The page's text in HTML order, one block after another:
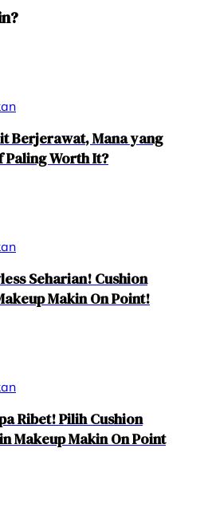
Berjerawat, Mana yang
Paling Worth It?
Seharian! Cushion
Makin On Point!
Ribet! Pilih Cushion
Makeup Makin On Point